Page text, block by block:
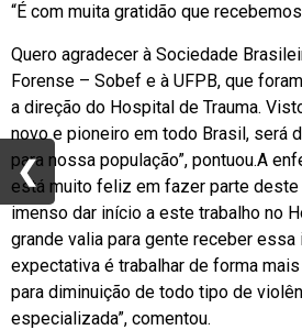
“É com muita gratidão que
Quero agradecer à Sociedade
Forense – Sobef e à UFPB, que
a direção do Hospital de Trauma.
novo e pioneiro em todo Brasil, será
para nossa população”, pontuou.A
está muito feliz em fazer parte deste
imenso dar início a este trabalho no
grande valia para gente receber essa
expectativa é trabalhar de forma
para diminuição de todo tipo de
especializada”, comentou.
❮
❮